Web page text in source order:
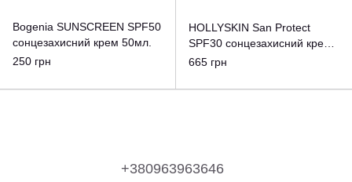
Bogenia SUNSCREEN SPF50
сонцезахисний крем 50мл.
250 грн
HOLLYSKIN San Protect
SPF30 сонцезахисний крем
для обличчя і тіла 150мл.
665 грн
+380963963646